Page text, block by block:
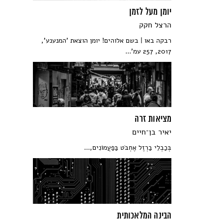
יומן מעל לזמן
הרצל חקק
רבקה באו | בשם אלוהים! יומן הוצאת 'המנענע',
2017, 257 עמ'...
מציאות זרה
יאיר בן־חיים
בְּכַבְלֵי בַרְזֶל אֶחְבֹּט בַּפַעֲמוֹנִים,...
הבינה המלאכותית